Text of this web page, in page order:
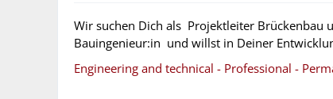
Wir suchen Dich als Projektleiter
Bauingenieur:in und willst in Deiner
Engineering and technical - Professional -